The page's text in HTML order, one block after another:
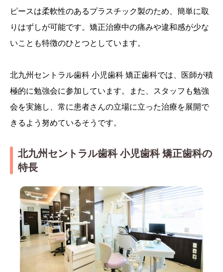
ピースは柔軟性のあるプラスチック製のため、簡単に取
りはずしが可能です。矯正治療中の痛みや違和感が少な
いことも特徴のひとつとしています。
北九州セントラル歯科 小児歯科 矯正歯科では、医師が積
極的に勉強会に参加しています。また、スタッフも勉強
会を実施し、常に患者さんの立場に立った治療を展開で
きるよう努めているそうです。
北九州セントラル歯科 小児歯科 矯正歯科の
特長